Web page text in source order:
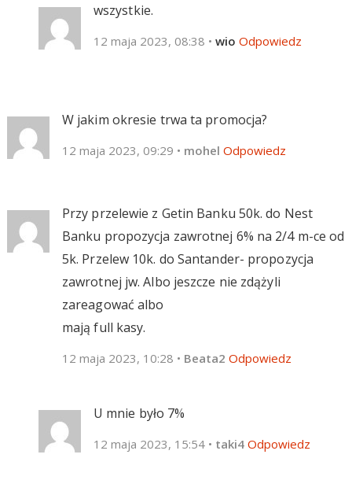
wszystkie.
12 maja 2023, 08:38 • wio Odpowiedz
W jakim okresie trwa ta promocja?
12 maja 2023, 09:29 • mohel Odpowiedz
Przy przelewie z Getin Banku 50k. do Nest
Banku propozycja zawrotnej 6% na 2/4 m-ce od
5k. Przelew 10k. do Santander- propozycja
zawrotnej jw. Albo jeszcze nie zdążyli
zareagować albo
mają full kasy.
12 maja 2023, 10:28 • Beata2 Odpowiedz
U mnie było 7%
12 maja 2023, 15:54 • taki4 Odpowiedz